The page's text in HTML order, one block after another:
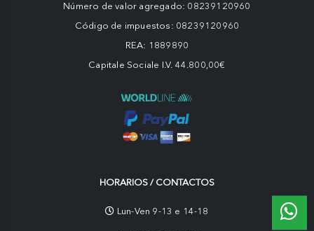
Número de valor agregado: 08239120960
Código de impuestos: 08239120960
REA: 1889890
Capitale Sociale I.V. 44.800,00€
HORARIOS / CONTACTOS
Lun-Ven 9-13 e 14-18